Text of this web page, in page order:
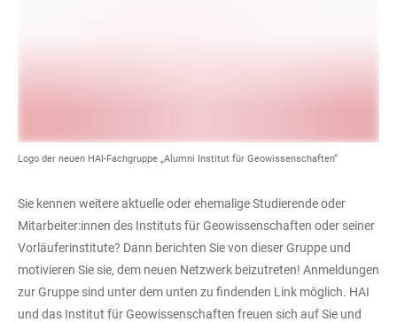
Logo der neuen HAI-Fachgruppe „Alumni Institut für Geowissenschaften“
Sie kennen weitere aktuelle oder ehemalige Studierende oder
Mitarbeiter:innen des Instituts für Geowissenschaften oder seiner
Vorläuferinstitute? Dann berichten Sie von dieser Gruppe und
motivieren Sie sie, dem neuen Netzwerk beizutreten! Anmeldungen
zur Gruppe sind unter dem unten zu findenden Link möglich. HAI
und das Institut für Geowissenschaften freuen sich auf Sie und